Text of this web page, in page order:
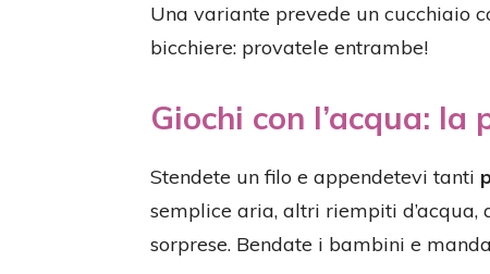
Una variante prevede un cucchiaio
bicchiere: provatele entrambe!
Giochi con l’acqua:
Stendete un filo e appendetevi tanti
semplice aria, altri riempiti
sorprese. Bendate i bambini e